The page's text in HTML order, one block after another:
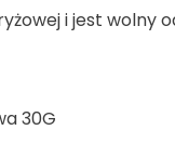
i jest wolny
30G